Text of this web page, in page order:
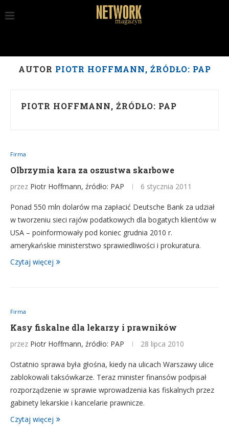
AUTOR PIOTR HOFFMANN, ŹRÓDŁO: PAP
PIOTR HOFFMANN, ŹRÓDŁO: PAP
Firma
Olbrzymia kara za oszustwa skarbowe
przez Piotr Hoffmann, źródło: PAP 6 stycznia 2011
Ponad 550 mln dolarów ma zapłacić Deutsche Bank za udział
w tworzeniu sieci rajów podatkowych dla bogatych klientów w
USA – poinformowały pod koniec grudnia 2010 r.
amerykańskie ministerstwo sprawiedliwości i prokuratura.
Czytaj więcej
Firma
Kasy fiskalne dla lekarzy i prawników
przez Piotr Hoffmann, źródło: PAP 28 lipca 2010
Ostatnio sprawa była głośna, kiedy na ulicach Warszawy ulice
zablokowali taksówkarze. Teraz minister finansów podpisał
rozporządzenie w sprawie wprowadzenia kas fiskalnych przez
gabinety lekarskie i kancelarie prawnicze.
Czytaj więcej